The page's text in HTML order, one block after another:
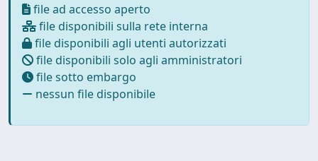
file ad accesso aperto
file disponibili sulla rete interna
file disponibili agli utenti autorizzati
file disponibili solo agli amministratori
file sotto embargo
nessun file disponibile